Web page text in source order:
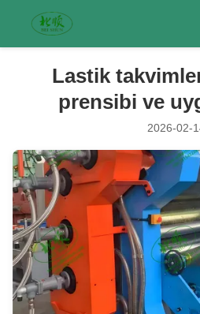
Lastik
prensibi ve
2026-02-